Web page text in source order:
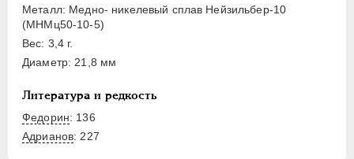
Металл: Медно- никелевый сплав Нейзильбер-10
(МНМц50-10-5)
Вес: 3,4 г.
Диаметр: 21,8 мм
Литература и редкость
Федорин: 136
Адрианов: 227
ЧЕРВОНЕЦ